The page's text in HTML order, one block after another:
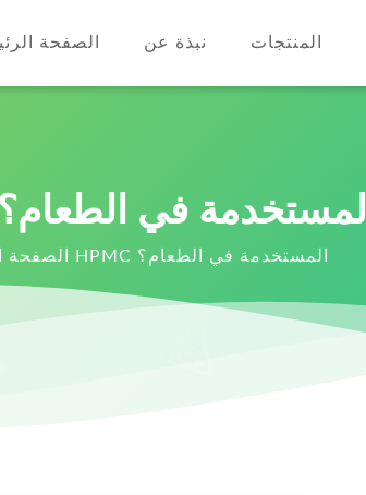
الصفحة نبذة عن المنتجات
ما هي مادة HPMC المستخدمة في الطعام؟
الصفحة ما هي مادة HPMC المستخدمة في الطعام؟